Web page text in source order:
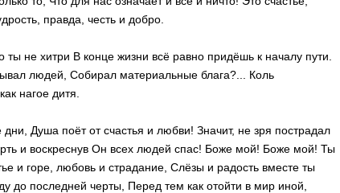
правда, честь и добро.
ты не хитри В конце жизни всё равно придёшь к началу пути.
людей, Собирал материальные блага?... Коль
нагое дитя.
Душа поёт от счастья и любви! Значит, не зря пострадал
и воскреснув Он всех людей спас! Боже мой! Боже мой! Ты
и горе, любовь и страдание, Слёзы и радость вместе ты
до последней черты, Перед тем как отойти в мир иной,